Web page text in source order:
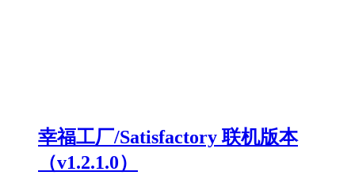
幸福工厂/Satisfactory 联机版本
（v1.2.1.0）